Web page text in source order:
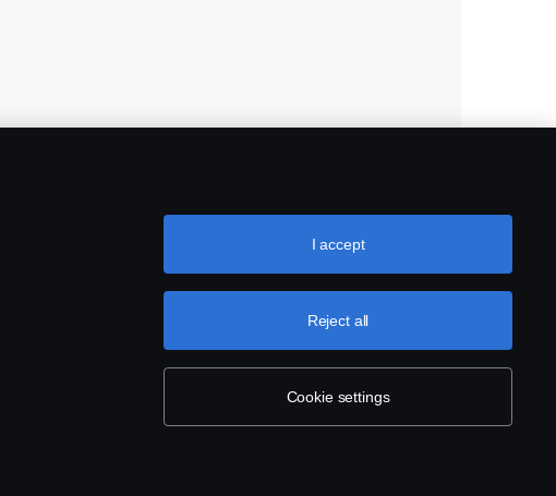
Cookie settings
Reject all
I accept